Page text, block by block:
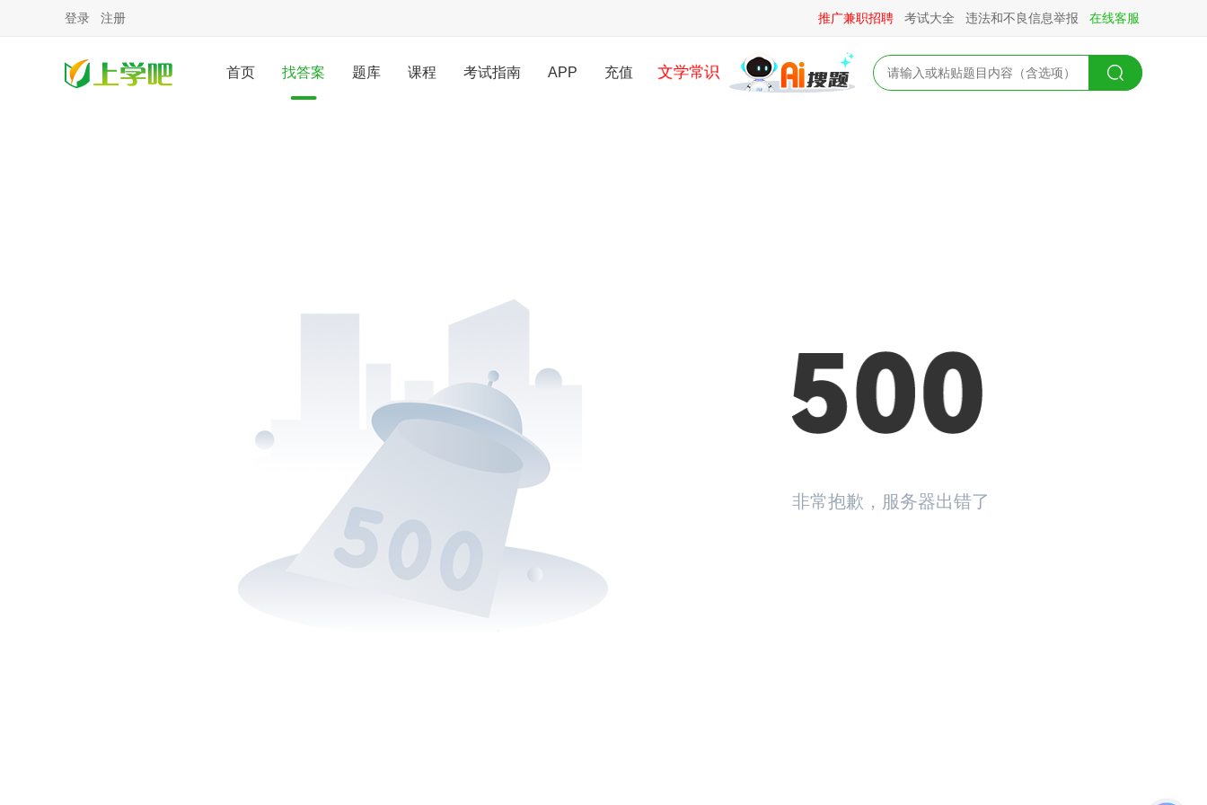
登录 注册 推广兼职招聘 考试大全 违法和不良信息举报 在线客服
首页 找答案 题库 课程 考试指南 APP 充值 文学常识
非常抱歉，服务器出错了